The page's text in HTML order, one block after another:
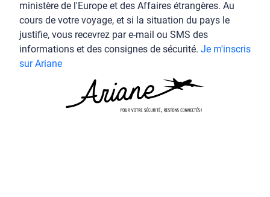
ministère de l'Europe et des Affaires étrangères. Au
cours de votre voyage, et si la situation du pays le
justifie, vous recevrez par e-mail ou SMS des
informations et des consignes de sécurité. Je m'inscris
sur Ariane